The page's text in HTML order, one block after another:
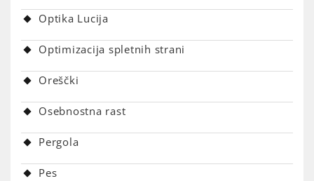
Optika Lucija
Optimizacija spletnih strani
Oreščki
Osebnostna rast
Pergola
Pes